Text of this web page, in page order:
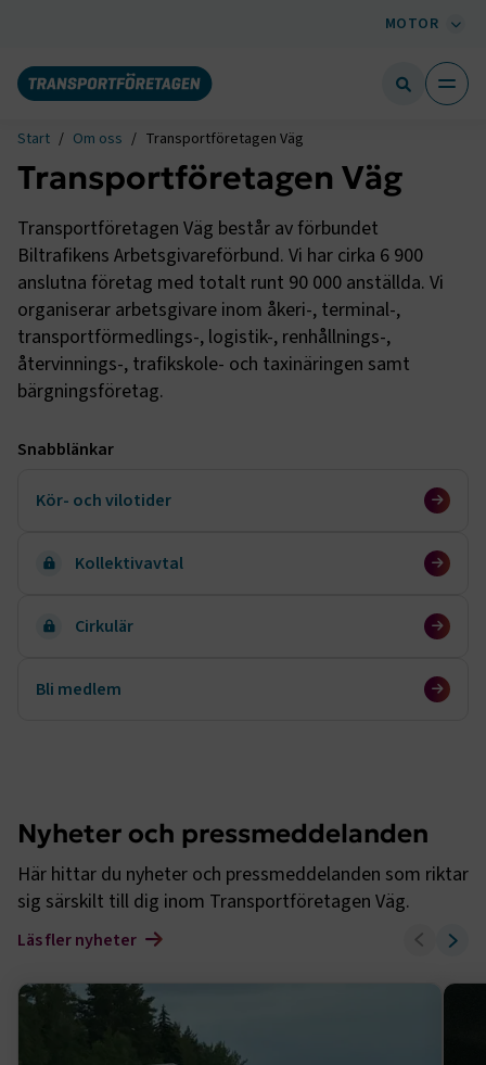
MOTOR
Start Om oss Transportföretagen Väg
Transportföretagen Väg
Transportföretagen Väg består av förbundet
Biltrafikens Arbetsgivareförbund. Vi har cirka 6 900
anslutna företag med totalt runt 90 000 anställda. Vi
organiserar arbetsgivare inom åkeri-, terminal-,
transportförmedlings-, logistik-, renhållnings-,
återvinnings-, trafikskole- och taxinäringen samt
bärgningsföretag.
Snabblänkar
Kör- och vilotider
Kollektivavtal
Cirkulär
Bli medlem
Nyheter och pressmeddelanden
Här hittar du nyheter och pressmeddelanden som riktar
sig särskilt till dig inom Transportföretagen Väg.
Läs fler nyheter